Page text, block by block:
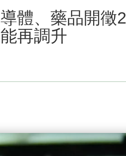
導體、藥品開
再調升